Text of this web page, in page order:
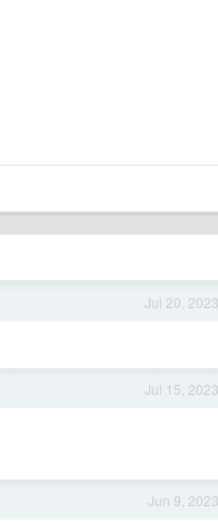
Jul 20, 2023
Jul 15, 2023
Jun 9, 2023